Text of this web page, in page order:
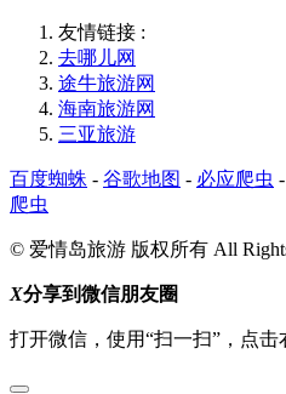
友情链接 :
去哪儿网
途牛旅游网
海南旅游网
三亚旅游
百度蜘蛛 - 谷歌地图 - 必应爬虫 -
爬虫
© 爱情岛旅游 版权所有 All
X分享到微信朋友圈
打开微信，使用“扫一扫”，点击